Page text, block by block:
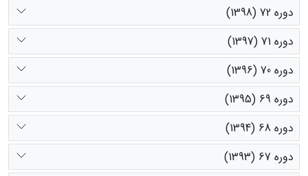
دوره 72 (1398)
دوره 71 (1397)
دوره 70 (1396)
دوره 69 (1395)
دوره 68 (1394)
دوره 67 (1393)